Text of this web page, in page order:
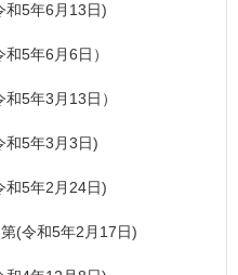
和5年6月13日)
5年6月6日）
5年3月13日）
和5年3月3日)
和5年2月24日)
(令和5年2月17日)